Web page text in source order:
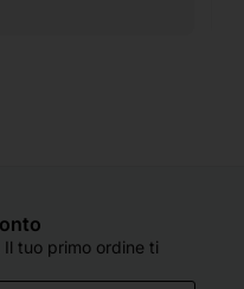
occhio di riguardo
in quattro per
Il tuo primo ordine ti